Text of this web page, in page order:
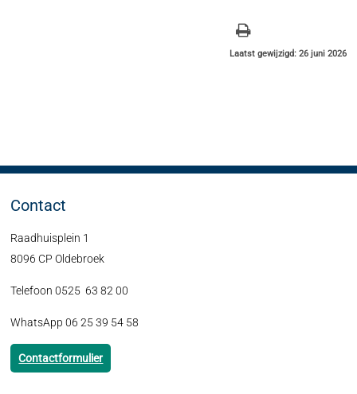
Laatst gewijzigd: 26 juni 2026
Contact
Raadhuisplein 1
8096 CP Oldebroek
Telefoon 0525 63 82 00
WhatsApp 06 25 39 54 58
Contactformulier